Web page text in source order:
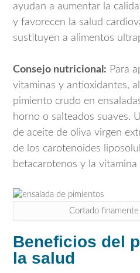
ayudan a aumentar la
y favorecen la salud
sustituyen a alimentos
Consejo nutricional: Para
vitaminas y antioxidantes,
pimiento crudo en
horno o salteados suaves.
de aceite de oliva virgen
de los carotenoides
betacarotenos y la vitamina
Cortado finamente
Beneficios del
la salud